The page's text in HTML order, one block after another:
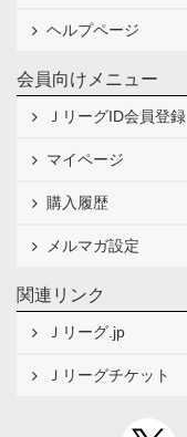
ヘルプページ
会員向けメニュー
ＪリーグID会員登録
マイページ
購入履歴
メルマガ設定
関連リンク
Ｊリーグ.jp
Ｊリーグチケット